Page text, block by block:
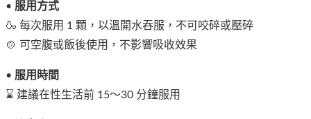
• 服用方式
🍶 每次服用 1 顆，以溫開水吞服，不可咬碎或壓碎
🍲 可空腹或飯後使用，不影響吸收效果
• 服用時間
⌛ 建議在性生活前 15～30 分鐘服用